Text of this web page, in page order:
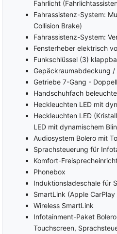
Stabilitäts-Programm)
Stabilitätskontrolle
ASC (Traktionskontrolle)
(Antriebsschlupfregelung)
Servolenkung
Start-/Stopp-Automatik
Lichtsensor
Fernlichtregulierung (Light
Assist)
Regensensor
Berganfahrassistent
Abstandswarner
Notbremsassistent
Spurhalteassistent
Verkehrszeichenerkennung
Müdigkeitswarner
Notrufsystem
Bremsassistent (ebs)
Fahrlicht
Fahrassistenz-System:
Collision Brake)
Fahrassistenz-System:
Fensterheber elektrisch
Funkschlüssel (3)
Gepäckraumabdeckung /
Getriebe 7-Gang -
Handschuhfach
Heckleuchten LED mit
Heckleuchten LED
LED mit dynamischem
Audiosystem Bolero mit
Sprachsteuerung für
Komfort-
Phonebox
Induktionsladeschale für
SmartLink (Apple
Wireless SmartLink
Infotainment-Paket
Touchscreen,